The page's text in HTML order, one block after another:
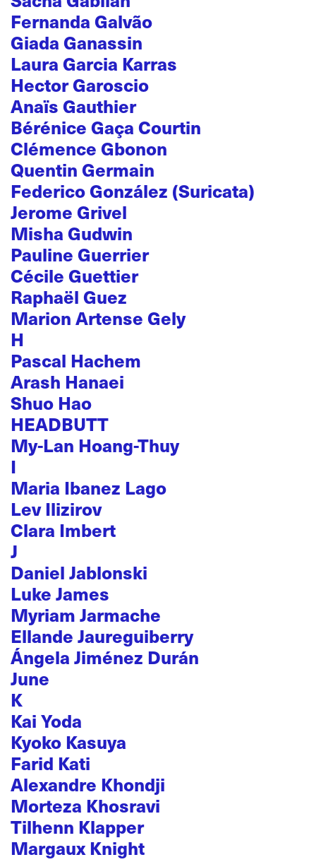
Fernanda Galvão
Giada Ganassin
Laura Garcia Karras
Hector Garoscio
Anaïs Gauthier
Bérénice Gaça Courtin
Clémence Gbonon
Quentin Germain
Federico González (Suricata)
Jerome Grivel
Misha Gudwin
Pauline Guerrier
Cécile Guettier
Raphaël Guez
Marion Artense Gely
H
Pascal Hachem
Arash Hanaei
Shuo Hao
HEADBUTT
My-Lan Hoang-Thuy
I
Maria Ibanez Lago
Lev Ilizirov
Clara Imbert
J
Daniel Jablonski
Luke James
Myriam Jarmache
Ellande Jaureguiberry
Ángela Jiménez Durán
June
K
Kai Yoda
Kyoko Kasuya
Farid Kati
Alexandre Khondji
Morteza Khosravi
Tilhenn Klapper
Margaux Knight